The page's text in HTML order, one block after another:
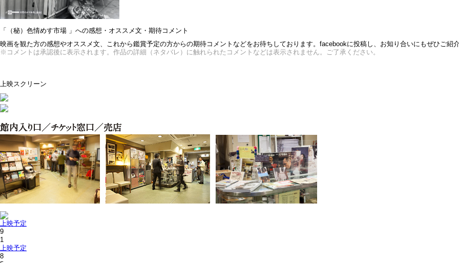
「（秘）色情めす市場 」への感想・オススメ文・期待コメント
映画を観た方の感想やオススメ文、これから鑑賞予定の方からの期待コメントなどをお待ちしております。facebookに投稿し、お知り合いにもぜひご紹介
※コメントは承認後に表示されます。作品の詳細（ネタバレ）に触れられたコメントなどは表示されません。ご了承ください。
上映スクリーン
上映予定
9
1
上映予定
8